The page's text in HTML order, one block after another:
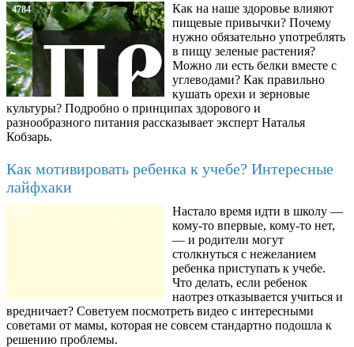
4784
Как на наше здоровье влияют
пищевые привычки? Почему
нужно обязательно употреблять
в пищу зеленые растения?
Можно ли есть белки вместе с
углеводами? Как правильно
кушать орехи и зерновые
культуры? Подробно о принципах здорового и
разнообразного питания рассказывает эксперт Наталья
Кобзарь.
Как мотивировать ребенка к учебе? Интересные
лайфхаки
8780
Настало время идти в школу —
кому-то впервые, кому-то нет,
— и родители могут
столкнуться с нежеланием
ребенка приступать к учебе.
Что делать, если ребенок
наотрез отказывается учиться и
вредничает? Советуем посмотреть видео с интересными
советами от мамы, которая не совсем стандартно подошла к
решению проблемы.